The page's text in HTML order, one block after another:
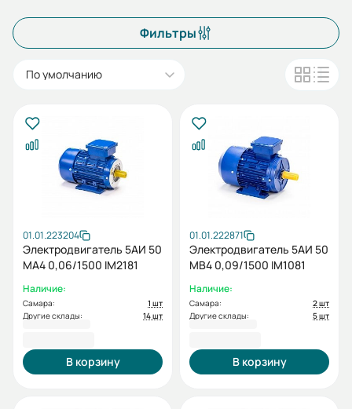
Фильтры
По умолчанию
01.01.223204
Электродвигатель 5АИ 50
МА4 0,06/1500 IM2181
Наличие:
Самара:
1 шт
Другие склады:
14 шт
В корзину
01.01.222871
Электродвигатель 5АИ 50
МВ4 0,09/1500 IM1081
Наличие:
Самара:
2 шт
Другие склады:
5 шт
В корзину